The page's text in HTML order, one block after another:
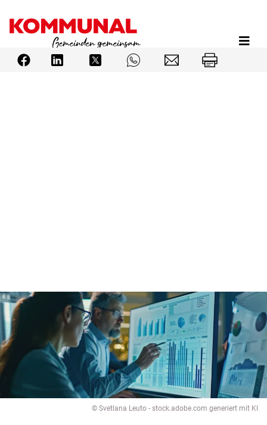
Inhalt
© Svetlana Leuto - stock.adobe.com generiert mit KI